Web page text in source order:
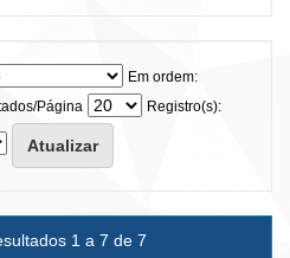
Em ordem:
Página
Registro(s):
1 a 7 de 7